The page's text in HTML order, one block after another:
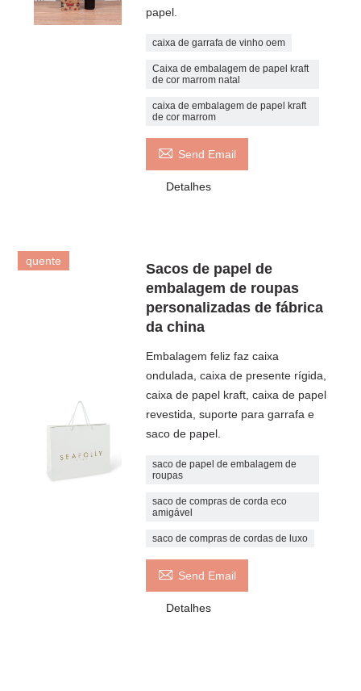
papel.
caixa de garrafa de vinho oem
Caixa de embalagem de papel kraft
de cor marrom natal
caixa de embalagem de papel kraft
de cor marrom
 Send Email
Detalhes
quente
Sacos de papel de
embalagem de roupas
personalizadas de fábrica
da china
Embalagem feliz faz caixa
ondulada, caixa de presente rígida,
caixa de papel kraft, caixa de papel
revestida, suporte para garrafa e
saco de papel.
saco de papel de embalagem de
roupas
saco de compras de corda eco
amigável
saco de compras de cordas de luxo
 Send Email
Detalhes